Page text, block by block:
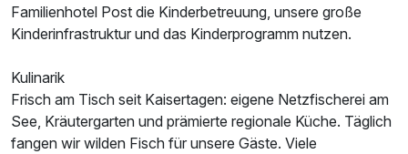
Familienhotel Post die Kinderbetreuung, unsere große
Kinderinfrastruktur und das Kinderprogramm nutzen.
Kulinarik
Frisch am Tisch seit Kaisertagen: eigene Netzfischerei am
See, Kräutergarten und prämierte regionale Küche. Täglich
fangen wir wilden Fisch für unsere Gäste. Viele